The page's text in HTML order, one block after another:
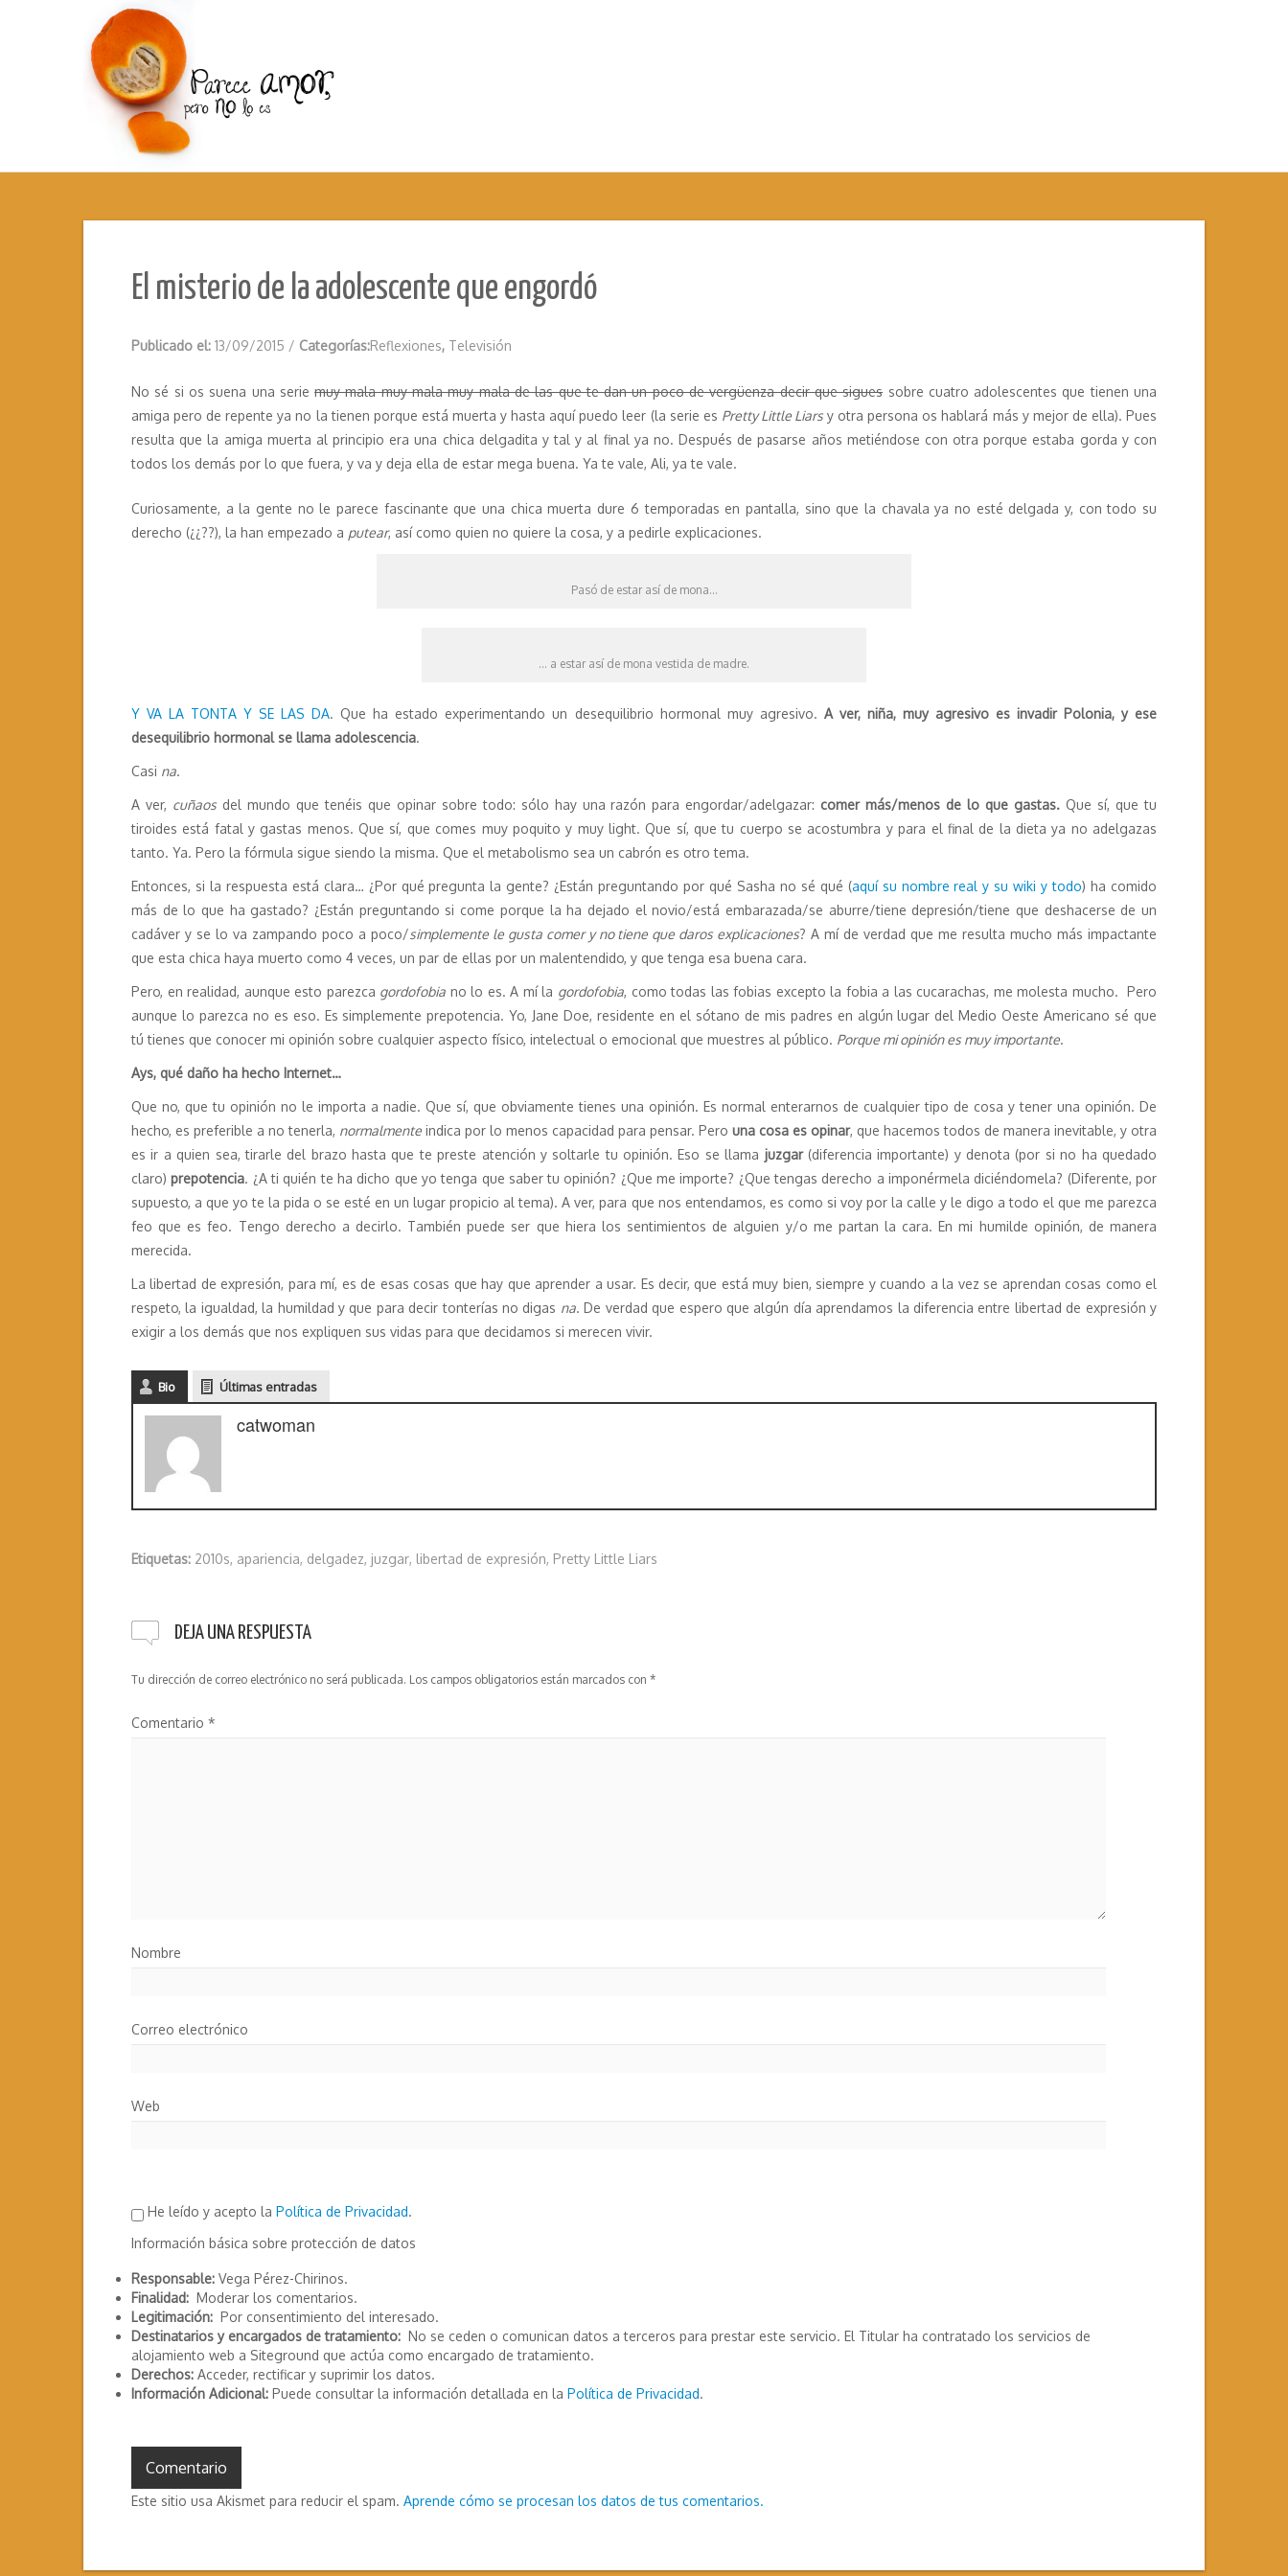
El misterio de la adolescente que engordó
Publicado el: 13/09/2015 / Categorías:Reflexiones, Televisión
No sé si os suena una seriemuy mala muy mala muy mala de las que te dan un poco de vergüenza decir que siguessobre cuatro adolescentes que tienen una
amiga pero de repente ya no la tienen porque está muerta y hasta aquí puedo leer (la serie es Pretty Little Liarsy otra persona os hablará más y mejor de ella). Pues
resulta que la amiga muerta al principio era una chica delgadita y tal y al final ya no. Después de pasarse años metiéndose con otra porque estaba gorda y con
todos los demás por lo que fuera, y va y deja ella de estar mega buena. Ya te vale, Ali, ya te vale.
Curiosamente, a la gente no le parece fascinante que una chica muerta dure 6 temporadas en pantalla, sino que la chavala ya no esté delgada y, con todo su
derecho (¿¿??), la han empezado a putear, así como quien no quiere la cosa, y a pedirle explicaciones.
Pasó de estar así de mona…
… a estar así de mona vestida de madre.
Y VA LA TONTA Y SE LAS DA. Que ha estado experimentando un desequilibrio hormonal muy agresivo. A ver, niña, muy agresivo es invadir Polonia, y ese
desequilibrio hormonal se llama adolescencia.
Casi na.
A ver, cuñaosdel mundo que tenéis que opinar sobre todo: sólo hay una razón para engordar/adelgazar: comer más/menos de lo que gastas.Que sí, que tu
tiroides está fatal y gastas menos. Que sí, que comes muy poquito y muy light. Que sí, que tu cuerpo se acostumbra y para el final de la dieta ya no adelgazas
tanto. Ya. Pero la fórmula sigue siendo la misma. Que el metabolismo sea un cabrón es otro tema.
Entonces, si la respuesta está clara… ¿Por qué pregunta la gente? ¿Están preguntando por qué Sasha no sé qué (aquí su nombre real y su wiki y todo) ha comido
más de lo que ha gastado? ¿Están preguntando si come porque la ha dejado el novio/está embarazada/se aburre/tiene depresión/tiene que deshacerse de un
cadáver y se lo va zampando poco a poco/simplemente le gusta comer y no tiene que daros explicaciones? A mí de verdad que me resulta mucho más impactante
que esta chica haya muerto como 4 veces, un par de ellas por un malentendido, y que tenga esa buena cara.
Pero, en realidad, aunque esto parezca gordofobia no lo es. A mí la gordofobia, como todas las fobias excepto la fobia a las cucarachas, me molesta mucho. Pero
aunque lo parezca no es eso. Es simplemente prepotencia. Yo, Jane Doe, residente en el sótano de mis padres en algún lugar del Medio Oeste Americano sé que
tú tienes que conocer mi opinión sobre cualquier aspecto físico, intelectual o emocional que muestres al público. Porque mi opinión es muy importante.
Ays, qué daño ha hecho Internet…
Que no, que tu opinión no le importa a nadie. Que sí, que obviamente tienes una opinión. Es normal enterarnos de cualquier tipo de cosa y tener una opinión. De
hecho, es preferible a no tenerla, normalmente indica por lo menos capacidad para pensar. Pero una cosa es opinar, que hacemos todos de manera inevitable, y otra
es ir a quien sea, tirarle del brazo hasta que te preste atención y soltarle tu opinión. Eso se llama juzgar(diferencia importante) y denota (por si no ha quedado
claro)prepotencia. ¿A ti quién te ha dicho que yo tenga que saber tu opinión? ¿Que me importe? ¿Que tengas derecho a imponérmela diciéndomela? (Diferente, por
supuesto, a que yo te la pida o se esté en un lugar propicio al tema). A ver, para que nos entendamos, es como si voy por la calle y le digo a todo el que me parezca
feo que es feo. Tengo derecho a decirlo. También puede ser que hiera los sentimientos de alguien y/o me partan la cara. En mi humilde opinión, de manera
merecida.
La libertad de expresión, para mí, es de esas cosas que hay que aprender a usar. Es decir, que está muy bien, siempre y cuando a la vez se aprendan cosas como el
respeto, la igualdad, la humildad y que para decir tonterías no digas na. De verdad que espero que algún día aprendamos la diferencia entre libertad de expresión y
exigir a los demás que nos expliquen sus vidas para que decidamos si merecen vivir.
Bio Últimas entradas
catwoman
Etiquetas: 2010s, apariencia, delgadez, juzgar, libertad de expresión, Pretty Little Liars
DEJA UNA RESPUESTA
Tu dirección de correo electrónico no será publicada. Los campos obligatorios están marcados con *
Comentario *
Nombre
Correo electrónico
Web
He leído y acepto la Política de Privacidad.
Información básica sobre protección de datos
Responsable: Vega Pérez-Chirinos.
Finalidad: Moderar los comentarios.
Legitimación: Por consentimiento del interesado.
Destinatarios y encargados de tratamiento: No se ceden o comunican datos a terceros para prestar este servicio. El Titular ha contratado los servicios de
alojamiento web a Siteground que actúa como encargado de tratamiento.
Derechos: Acceder, rectificar y suprimir los datos.
Información Adicional: Puede consultar la información detallada en la Política de Privacidad.
Este sitio usa Akismet para reducir el spam. Aprende cómo se procesan los datos de tus comentarios.